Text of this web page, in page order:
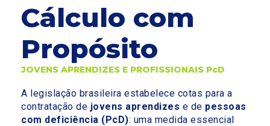
Cálculo com
Propósito
JOVENS APRENDIZES E PROFISSIONAIS PcD
A legislação brasileira estabelece cotas para a
contratação de jovens aprendizes e de pessoas
com deficiência (PcD): uma medida essencial